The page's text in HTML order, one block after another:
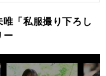
唯「私服撮り下ろし
ー